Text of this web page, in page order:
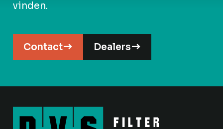
vinden.
Contact Dealers